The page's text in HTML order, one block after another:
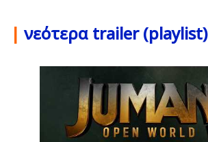
| νεότερα trailer (playlist)